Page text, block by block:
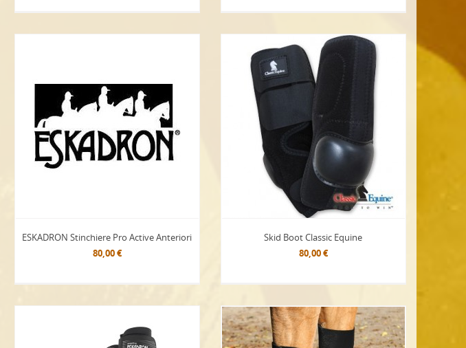
ESKADRON Stinchiere Pro Active Anteriori
80,00 €
Skid Boot Classic Equine
80,00 €